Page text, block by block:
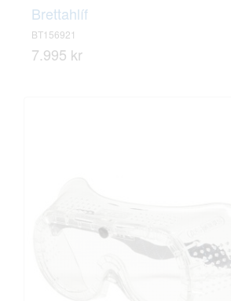
Brettahlíf
BT156921
7.995 kr